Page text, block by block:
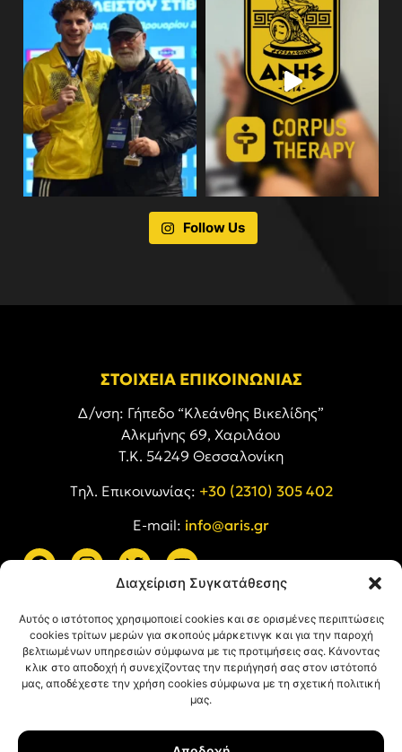
Διαχείριση Συγκατάθεσης
Αυτός ο ιστότοπος χρησιμοποιεί cookies και σε ορισμένες περιπτώσεις
cookies τρίτων μερών για σκοπούς μάρκετινγκ και για την παροχή
βελτιωμένων υπηρεσιών σύμφωνα με τις προτιμήσεις σας. Κάνοντας
κλικ στο αποδοχή ή συνεχίζοντας την περιήγησή σας στον ιστότοπό
μας, αποδέχεστε την χρήση cookies σύμφωνα με τη σχετική πολιτική
μας.
Follow Us
ΣΤΟΙΧΕΙΑ ΕΠΙΚΟΙΝΩΝΙΑΣ
Δ/νση: Γήπεδο “Κλεάνθης Βικελίδης”
Αλκμήνης 69, Χαριλάου
Τ.Κ. 54249 Θεσσαλονίκη
Tηλ. Επικοινωνίας: +30 (2310) 305 402
E-mail: info@aris.gr